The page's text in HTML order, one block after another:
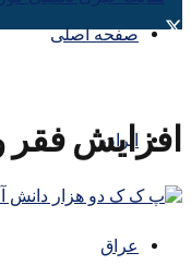
صفحه اصلی
ایران
عراق
افزایش فقر